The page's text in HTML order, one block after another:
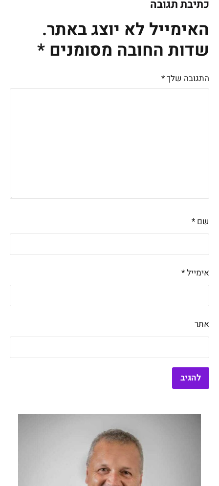
כתיבת תגובה
האימייל לא יוצג באתר.
שדות החובה מסומנים*
התגובה שלך*
שם*
אימייל*
אתר